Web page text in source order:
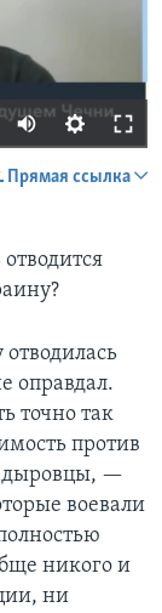
Прямая ссылка
оправдал.
точно так
против
—
воевали
никого и
ни